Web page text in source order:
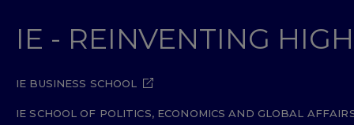
IE - REINVENTING
IE BUSINESS SCHOOL
IE SCHOOL OF POLITICS, ECONOMICS AND GLOBAL